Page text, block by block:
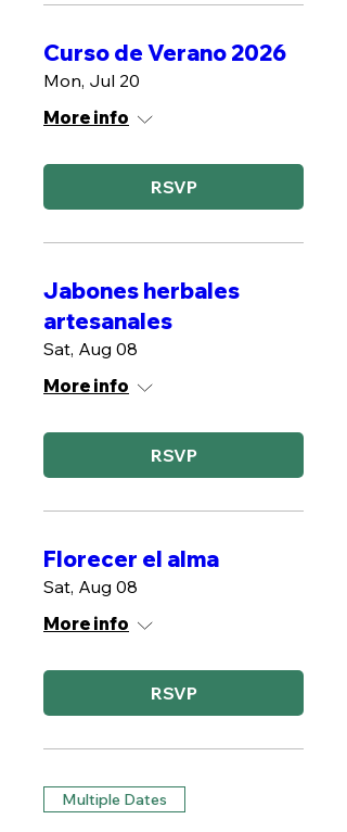
Curso de Verano 2026
Mon, Jul 20
More info
RSVP
Jabones herbales
artesanales
Sat, Aug 08
More info
RSVP
Florecer el alma
Sat, Aug 08
More info
RSVP
Multiple Dates